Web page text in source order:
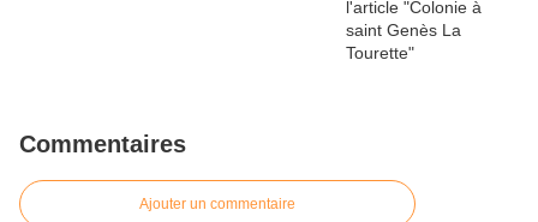
Commentaires
Ajouter un commentaire